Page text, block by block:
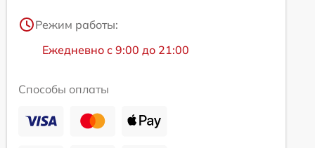
Режим работы:
Ежедневно с 9:00 до 21:00
Способы оплаты